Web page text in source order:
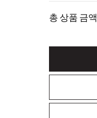
총 상품 금액